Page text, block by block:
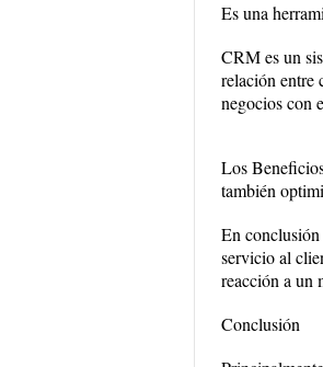
Es una
CRM es un
relación entre
negocios con
Los
también
En conclusión
servicio al
reacción a un
Conclusión